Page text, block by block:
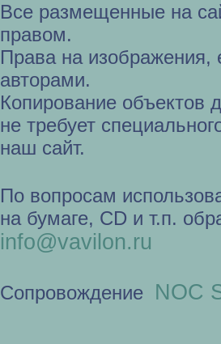
Все размещенные на
правом.
Права на изображения,
авторами.
Копирование объектов
не требует
наш сайт.
По вопросам
на бумаге, CD и т.п.
info@vavilon.ru
Сопровождение NOC